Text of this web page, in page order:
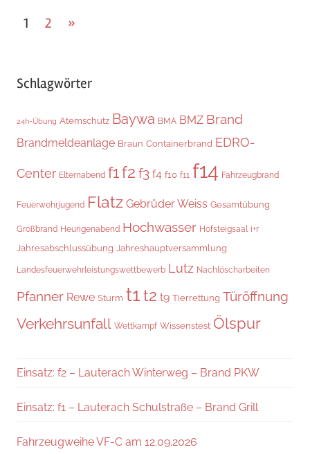
Seitennummerierung
Beiträge
1 2
Nächste
»
Schlagwörter
24h-Übung Atemschutz Baywa BMA BMZ Brand
Brandmeldeanlage Braun Containerbrand EDRO-
Center Elternabend f1f2 f3 f4 f10 f11 f14 Fahrzeugbrand
Feuerwehrjugend Flatz Gebrüder Weiss Gesamtübung
Großbrand Heurigenabend Hochwasser Hofsteigsaal i+r
Jahresabschlussübung Jahreshauptversammlung
Landesfeuerwehrleistungswettbewerb Lutz Nachlöscharbeiten
Pfanner Rewe Sturm t1t2 t9 Tierrettung Türöffnung
Verkehrsunfall Wettkampf Wissenstest Ölspur
Einsatz: f2 – Lauterach Winterweg – Brand PKW
Einsatz: f1 – Lauterach Schulstraße – Brand Grill
Fahrzeugweihe VF-C am 12.09.2026